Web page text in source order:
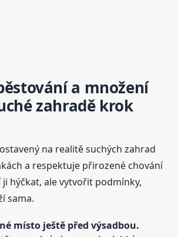
a množení
zahradě krok
na realitě suchých zahrad
a respektuje přirozené chování
ji hýčkat, ale vytvořit podmínky,
sama.
místo ještě před výsadbou.